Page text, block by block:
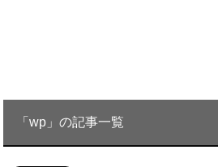
「wp」の記事一覧